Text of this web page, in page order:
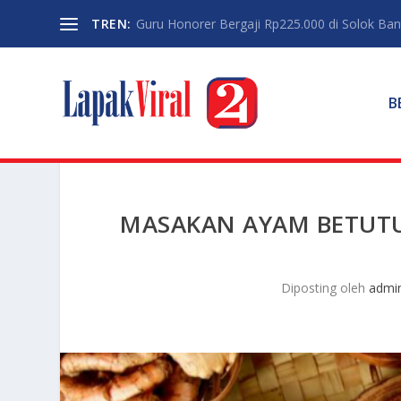
TREN: Guru Honorer Bergaji Rp225.000 di Solok
MASAKAN AYAM
Diposting oleh